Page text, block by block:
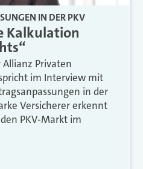
IN DER PKV
Kalkulation
Privaten
im Interview mit
in der
Versicherer erkennt
PKV-Markt im